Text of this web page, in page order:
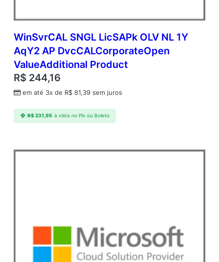
WinSvrCAL SNGL LicSAPk OLV NL 1Y
AqY2 AP DvcCALCorporateOpen
ValueAdditional Product
R$ 244,16
em até 3x de R$ 81,39 sem juros
R$231,95 à vista no Pix ou Boleto